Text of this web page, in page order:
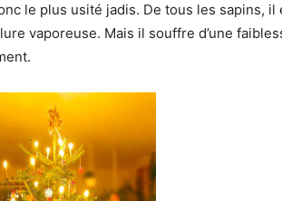
le plus usité jadis. De tous les sapins,
vaporeuse. Mais il souffre d’une